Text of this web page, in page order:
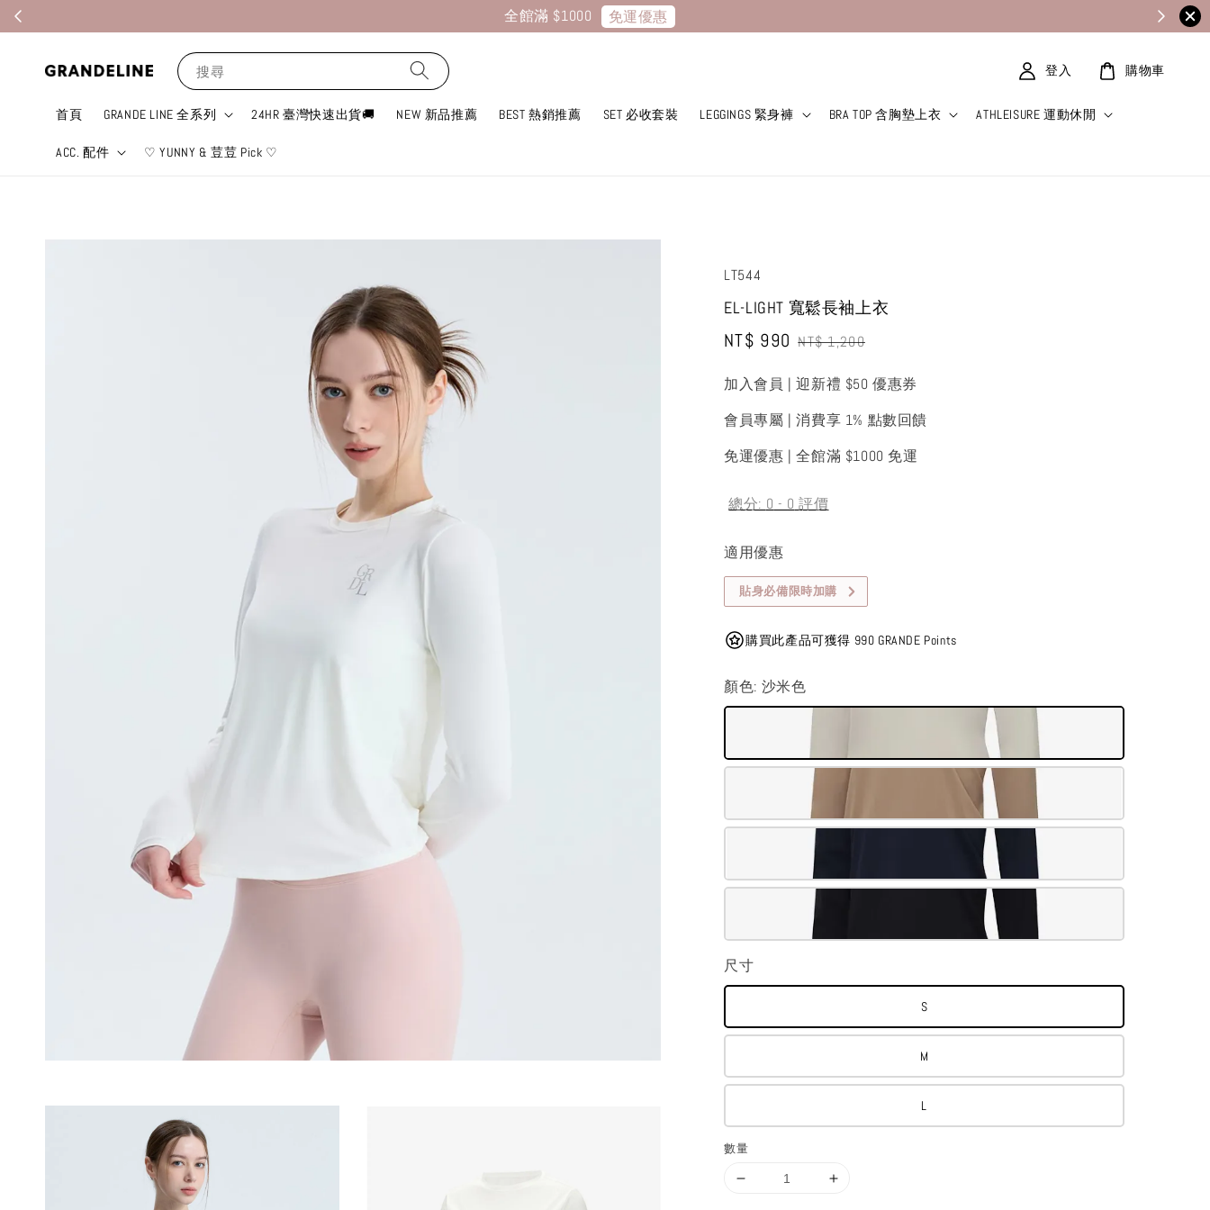
全館滿 $1000 免運優惠
搜尋
首頁 GRANDE LINE 全系列 24HR 臺灣快速出貨🚚 NEW 新品推薦 BEST 熱銷推薦 SET 必收套裝 LEGGINGS 緊身褲 BRA TOP 含胸墊上衣 ATHLEISURE 運動休閒
ACC. 配件 ♡ YUNNY & 荳荳 Pick ♡
登入 購物車
LT544
EL-LIGHT 寬鬆長袖上衣
Sale
NT$ 990 Regular
NT$ 1,200
加入會員 | 迎新禮 $50 優惠券
會員專屬 | 消費享 1% 點數回饋
免運優惠 | 全館滿 $1000 免運
總分: 0 - 0 評價
適用優惠
貼身必備限時加購
購買此產品可獲得 990 GRANDE Points
顏色: 沙米色
尺寸
S
M
L
數量